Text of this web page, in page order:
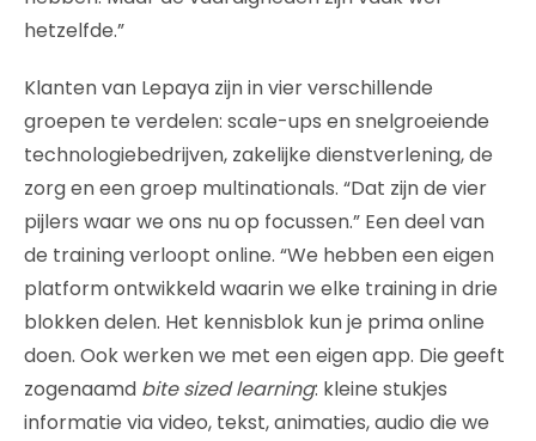
hetzelfde.”
Klanten van Lepaya zijn in vier verschillende
groepen te verdelen: scale-ups en snelgroeiende
technologiebedrijven, zakelijke dienstverlening, de
zorg en een groep multinationals. “Dat zijn de vier
pijlers waar we ons nu op focussen.” Een deel van
de training verloopt online. “We hebben een eigen
platform ontwikkeld waarin we elke training in drie
blokken delen. Het kennisblok kun je prima online
doen. Ook werken we met een eigen app. Die geeft
zogenaamd bite sized learning: kleine stukjes
informatie via video, tekst, animaties, audio die we